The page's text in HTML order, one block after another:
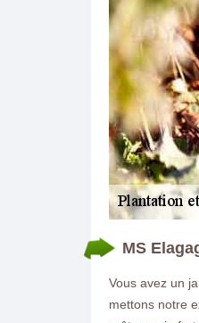
MS
Vous avez un
mettons notre